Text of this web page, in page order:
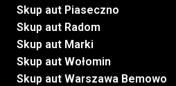
Skup aut Piaseczno
Skup aut Radom
Skup aut Marki
Skup aut Wołomin
Skup aut Warszawa Bemowo